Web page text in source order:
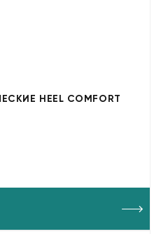
HEEL COMFORT